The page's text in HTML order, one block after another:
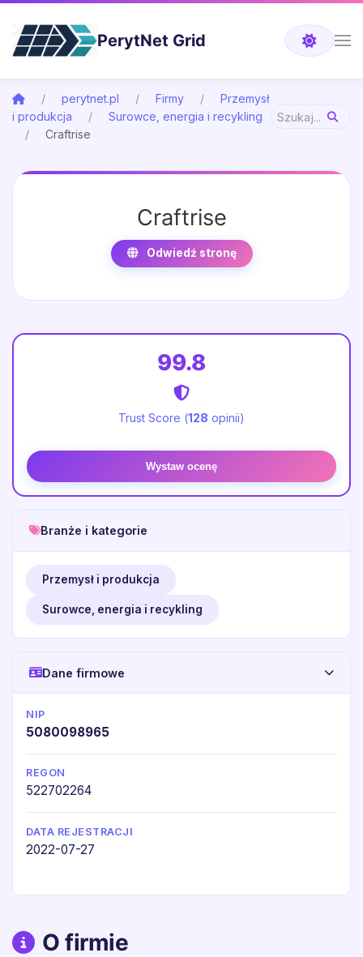
PerytNet Grid
perytnet.pl Firmy
Przemysł
i produkcja
Surowce, energia i recykling
Craftrise
Craftrise
Odwiedź stronę
99.8
Trust Score (128 opinii)
Wystaw ocenę
Branże i kategorie
Przemysł i produkcja
Surowce, energia i recykling
Dane firmowe
NIP
5080098965
REGON
522702264
DATA REJESTRACJI
2022-07-27
O firmie